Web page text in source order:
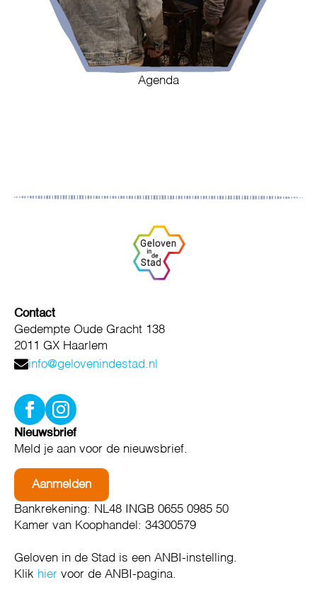
Agenda
Contact
Gedempte Oude Gracht 138
2011 GX Haarlem
info@gelovenindestad.nl
Nieuwsbrief
Meld je aan voor de nieuwsbrief.
Aanmelden
Bankrekening: NL48 INGB 0655 0985 50
Kamer van Koophandel: 34300579
Geloven in de Stad is een ANBI-instelling.
Klik hier voor de ANBI-pagina.